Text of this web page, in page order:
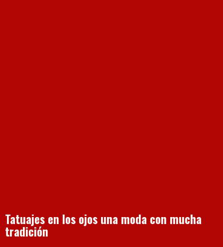
Tatuajes en los ojos una moda con mucha
tradición